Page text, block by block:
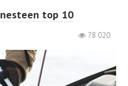
top 10
78 020